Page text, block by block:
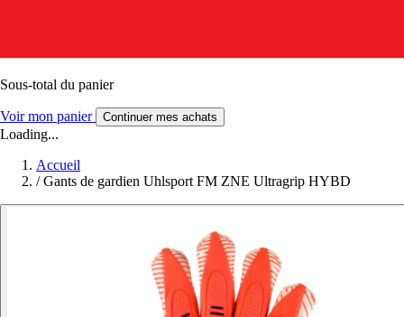
Sous-total du panier
Voir mon panier Continuer mes achats
Loading...
Accueil
/ Gants de gardien Uhlsport FM ZNE Ultragrip HYBD